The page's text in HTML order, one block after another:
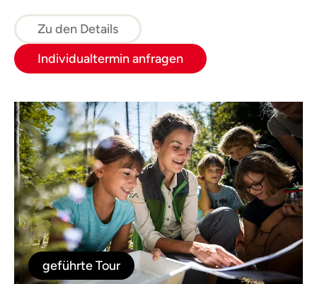
Grundstoff für mancherlei wichtige
Hilfsmittel in Haus und Hof.
Zu den Details
Individualtermin anfragen
geführte Tour